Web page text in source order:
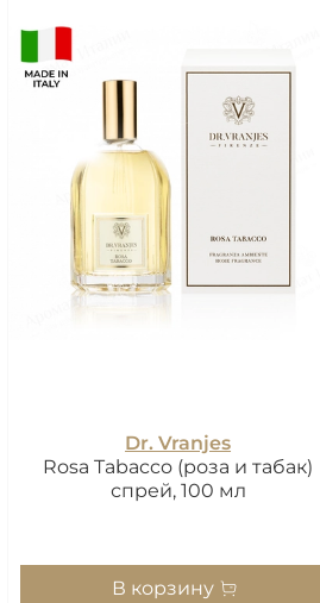
Dr. Vranjes
Rosa Tabacco (роза и табак)
спрей, 100 мл
В корзину